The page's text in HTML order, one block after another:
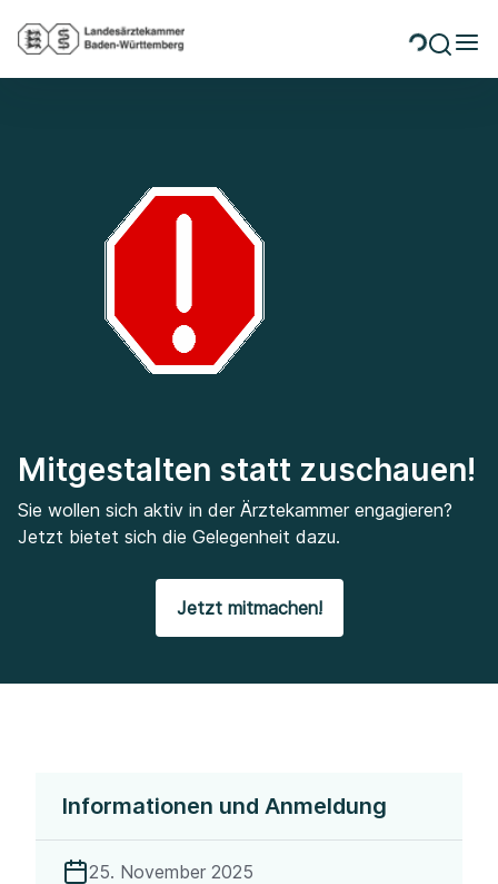
Mitgestalten statt zuschauen!
Sie wollen sich aktiv in der Ärztekammer engagieren?
Jetzt bietet sich die Gelegenheit dazu.
Jetzt mitmachen!
Informationen und Anmeldung
25. November 2025